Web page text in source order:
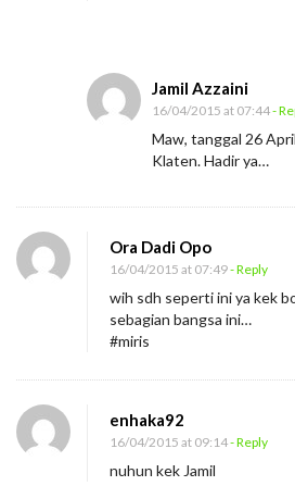
Jamil Azzaini
16/04/2015 at 07:44-
Maw, tanggal 26
Klaten. Hadir ya…
Ora Dadi Opo
16/04/2015 at 07:49- Reply
wih sdh seperti ini ya kek
sebagian bangsa ini…
#miris
enhaka92
16/04/2015 at 09:14- Reply
nuhun kek Jamil